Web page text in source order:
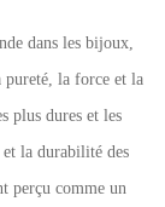
dans les bijoux,
pureté, la force et la
plus dures et les
la durabilité des
perçu comme un